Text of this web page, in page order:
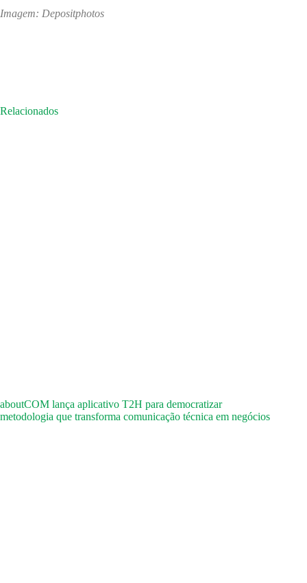
Imagem: Depositphotos
Relacionados
aboutCOM lança aplicativo T2H para democratizar
metodologia que transforma comunicação técnica em negócios